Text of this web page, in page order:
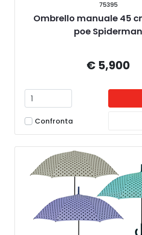
75395
Ombrello manuale 45
poe Spiderman
€ 5,900
Confronta